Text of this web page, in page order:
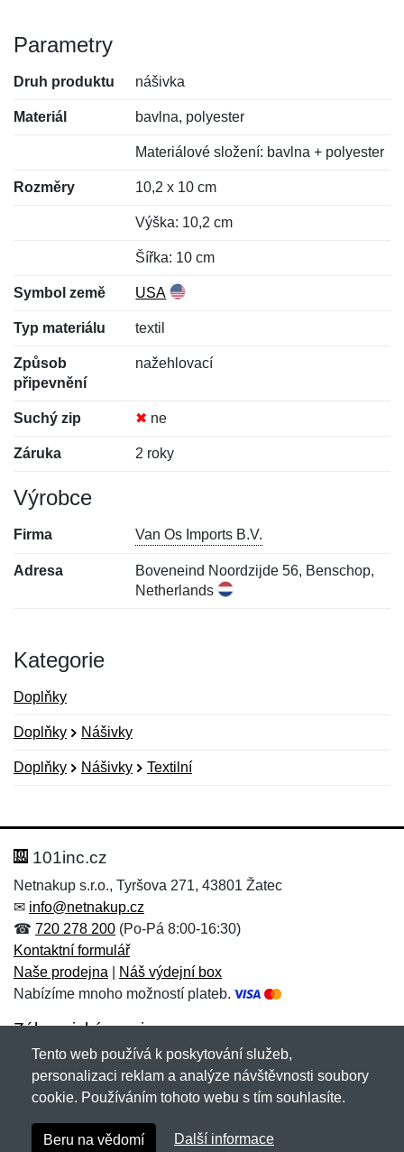
Parametry
Druh produktu nášivka
Materiál bavlna, polyester
Materiálové složení: bavlna + polyester
Rozměry 10,2 x 10 cm
Výška: 10,2 cm
Šířka: 10 cm
Symbol země USA
Typ materiálu textil
Způsob
připevnění
nažehlovací
Suchý zip ✖ ne
Záruka 2 roky
Výrobce
Firma Van Os Imports B.V.
Adresa
Boveneind Noordzijde 56, Benschop,
Netherlands
Kategorie
Doplňky
Doplňky Nášivky
Doplňky Nášivky Textilní
Hodnocení:
Jméno: *
Zpráva*
Jméno:
E-mail:*
101inc.cz
Netnakup s.r.o., Tyršova 271, 43801 Žatec
✉ info@netnakup.cz
☎ 720 278 200 (Po-Pá 8:00-16:30)
Kontaktní formulář
Naše prodejna
Náš výdejní box
Nabízíme mnoho možností plateb.
Zákaznický servis
Novinky emailem
Copyright © 2007-2026 (19 let s vámi)Netnakup.cz
Tento web používá k poskytování služeb,
personalizaci reklam a analýze návštěvnosti soubory
cookie. Používáním tohoto webu s tím souhlasíte.
Beru na vědomí Další informace